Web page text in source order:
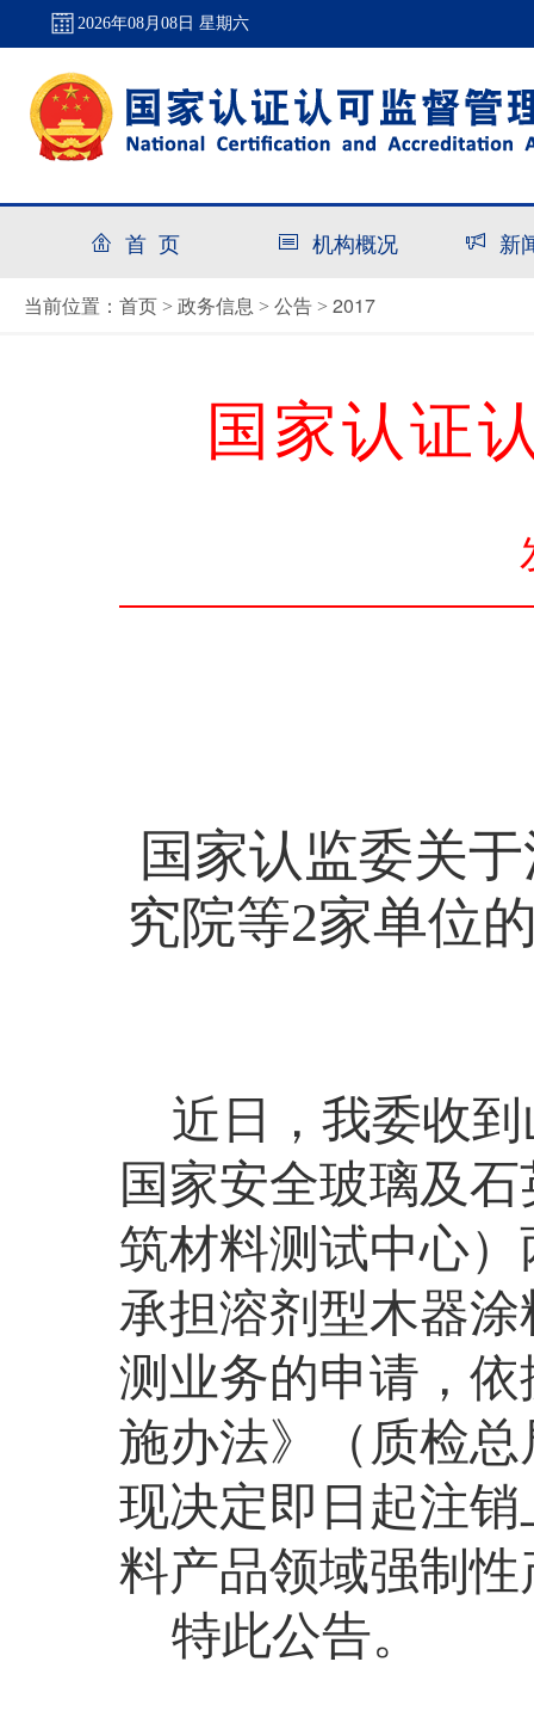
2026年08月08日 星期六
首 页 机构概况 新
当前位置： 首页 > 政务信息 > 公告 > 2017
国家认证
国家认监委关
究院等2家单位
近日，我委收
国家安全玻璃及
筑材料测试中心
承担溶剂型木器
测业务的申请，
施办法》（质检总
现决定即日起注
料产品领域强制
特此公告。